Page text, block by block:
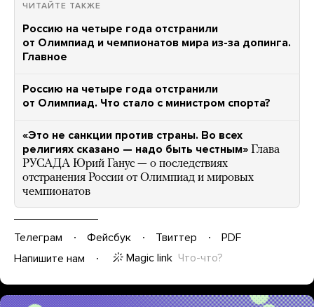
ЧИТАЙТЕ ТАКЖЕ
Россию на четыре года отстранили
от Олимпиад и чемпионатов мира из-за допинга.
Главное
Россию на четыре года отстранили
от Олимпиад. Что стало с министром спорта?
«Это не санкции против страны. Во всех
религиях сказано — надо быть честным» Глава
РУСАДА Юрий Ганус — о последствиях
отстранения России от Олимпиад и мировых
чемпионатов
Телеграм Фейсбук Твиттер
PDF
Напишите нам
Magic link Что-что?